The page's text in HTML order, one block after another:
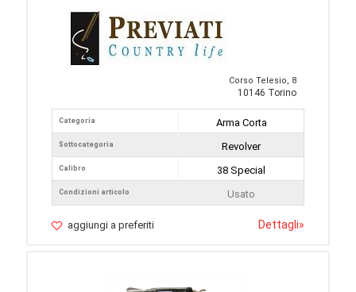
Corso Telesio, 8
10146 Torino
Categoria
Sottocategoria
Calibro
Condizioni articolo
Arma Corta
Revolver
38 Special
Usato
aggiungi a preferiti Dettagli»